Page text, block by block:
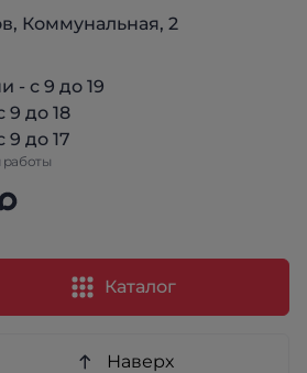
Коммунальная, 2
- с 9 до 19
9 до 18
9 до 17
Каталог
Наверх